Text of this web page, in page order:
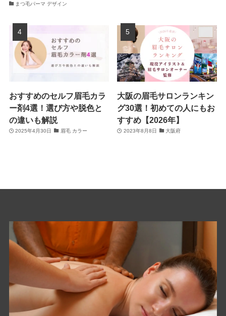
まつ毛パーマ デザイン
おすすめのセルフ眉毛カラ
ー剤4選！選び方や脱色と
の違いも解説
2025年4月30日 眉毛 カラー
大阪の眉毛サロンランキン
グ30選！初めての人にもお
すすめ【2026年】
2023年8月8日 大阪府